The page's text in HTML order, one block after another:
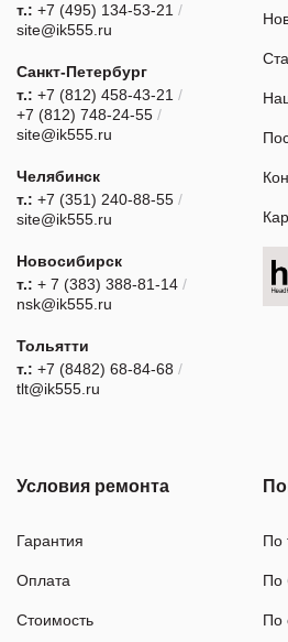
т.: +7 (495) 134-53-21 /
site@ik555.ru
Санкт-Петербург
т.: +7 (812) 458-43-21 /
+7 (812) 748-24-55 /
site@ik555.ru
Челябинск
т.: +7 (351) 240-88-55 /
site@ik555.ru
Новосибирск
т.: + 7 (383) 388-81-14 /
nsk@ik555.ru
Тольятти
т.: +7 (8482) 68-84-68 /
tlt@ik555.ru
Условия ремонта
Гарантия
Оплата
Стоимость
По
По
По